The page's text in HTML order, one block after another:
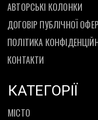
АВТОРСЬКІ КОЛОНКИ
ДОГОВІР ПУБЛІЧНОЇ
ПОЛІТИКА
КОНТАКТИ
КАТЕГОРІЇ
МІСТО